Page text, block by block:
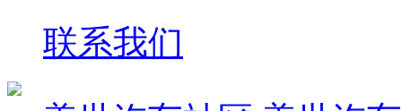
联系我们